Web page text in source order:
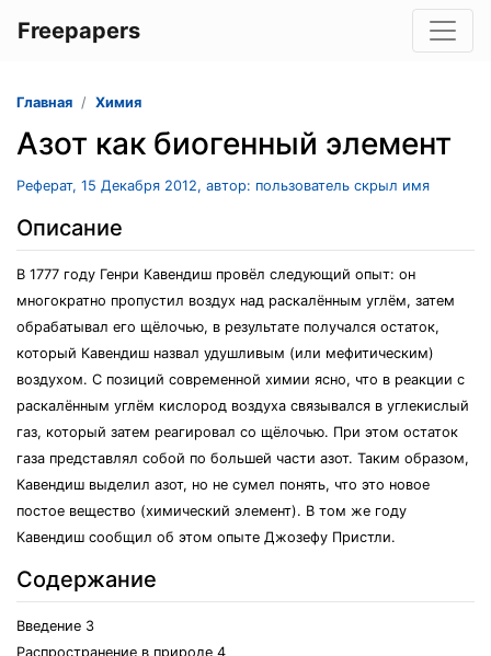
Freepapers
Главная Химия
Азот как биогенный элемент
Реферат, 15 Декабря 2012, автор: пользователь скрыл имя
Описание
В 1777 году Генри Кавендиш провёл следующий опыт: он
многократно пропустил воздух над раскалённым углём, затем
обрабатывал его щёлочью, в результате получался остаток,
который Кавендиш назвал удушливым (или мефитическим)
воздухом. С позиций современной химии ясно, что в реакции с
раскалённым углём кислород воздуха связывался в углекислый
газ, который затем реагировал со щёлочью. При этом остаток
газа представлял собой по большей части азот. Таким образом,
Кавендиш выделил азот, но не сумел понять, что это новое
постое вещество (химический элемент). В том же году
Кавендиш сообщил об этом опыте Джозефу Пристли.
Содержание
Введение 3
Распространение в природе 4